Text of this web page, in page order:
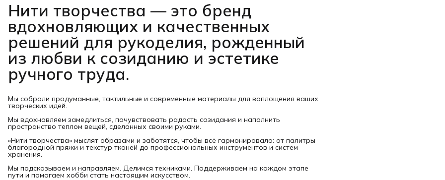
Нити творчества — это бренд
вдохновляющих и качественных
решений для рукоделия, рожденный
из любви к созиданию и эстетике
ручного труда.
Мы собрали продуманные, тактильные и современные материалы для воплощения ваших
творческих идей.
Мы вдохновляем замедлиться, почувствовать радость созидания и наполнить
пространство теплом вещей, сделанных своими руками.
«Нити творчества» мыслят образами и заботятся, чтобы всё гармонировало: от палитры
благородной пряжи и текстур тканей до профессиональных инструментов и систем
хранения.
Мы подсказываем и направляем. Делимся техниками. Поддерживаем на каждом этапе
пути и помогаем хобби стать настоящим искусством.